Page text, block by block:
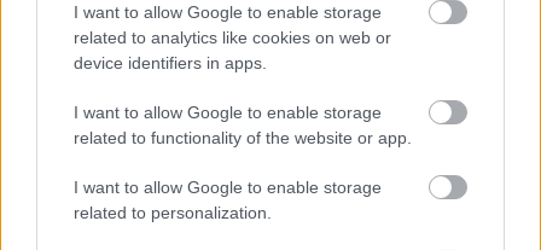
I want to allow Google to enable storage
related to analytics like cookies on web or
device identifiers in apps.
I want to allow Google to enable storage
related to functionality of the website or app.
I want to allow Google to enable storage
related to personalization.
šestvaljnih motorjev oddelka BMW M.
pozabili na voznike, ki prisegajo na bolj neposreden
stik z avtomobilom. V nastavitvah vozila je mogoče
izbrati tudi način delovanja, pri katerem se ves navor
prenaša zgolj na zadnji kolesi, stabilizacijski sistem